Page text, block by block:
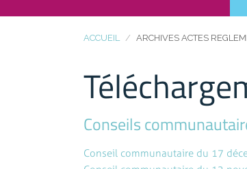
ACCUEIL ARCHIVES ACTES
Conseils
Conseil communautaire du 17